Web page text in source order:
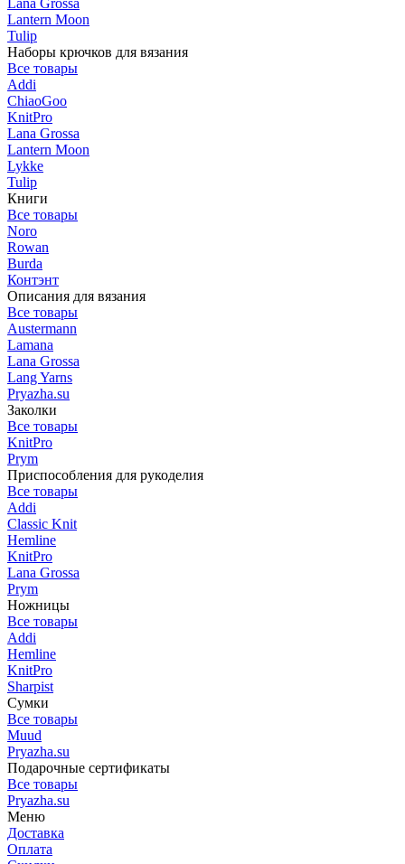
Lantern Moon
Tulip
Наборы крючков для вязания
Все товары
Addi
ChiaoGoo
KnitPro
Lana Grossa
Lantern Moon
Lykke
Tulip
Книги
Все товары
Noro
Rowan
Burda
Контэнт
Описания для вязания
Все товары
Austermann
Lamana
Lana Grossa
Lang Yarns
Pryazha.su
Заколки
Все товары
KnitPro
Prym
Приспособления для рукоделия
Все товары
Addi
Classic Knit
Hemline
KnitPro
Lana Grossa
Prym
Ножницы
Все товары
Addi
Hemline
KnitPro
Sharpist
Сумки
Все товары
Muud
Pryazha.su
Подарочные сертификаты
Все товары
Pryazha.su
Меню
Доставка
Оплата